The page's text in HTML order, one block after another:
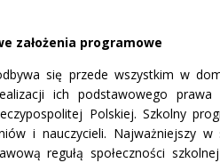
założenia programowe
się przede wszystkim w
ich podstawowego
Polskiej. Szkolny
i nauczycieli. Najważniejszy
regułą społeczności